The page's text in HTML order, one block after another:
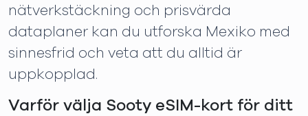
nätverkstäckning och prisvärda
dataplaner kan du utforska Mexiko med
sinnesfrid och veta att du alltid är
uppkopplad.
Varför välja Sooty eSIM-kort för ditt